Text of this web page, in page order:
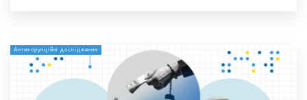
Антикорупційні дослідження